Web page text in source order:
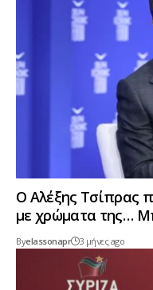
Ο Αλέξης Τσίπρας
με χρώματα της…
Byelassonapr 3 μήνες ago